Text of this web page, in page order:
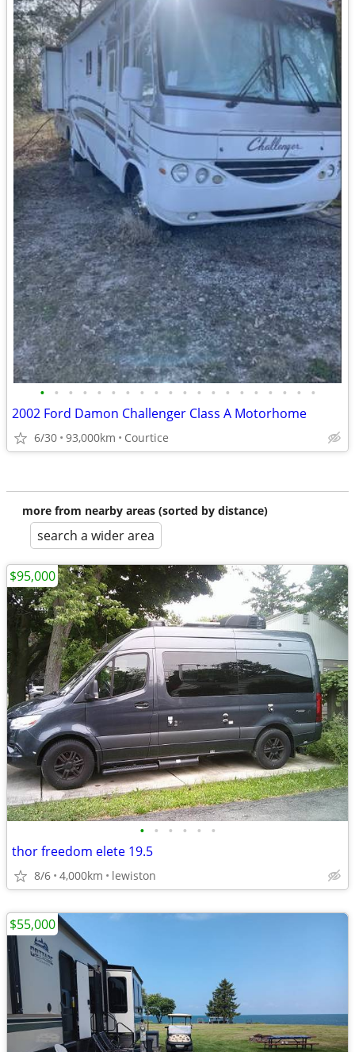
• • • • • • • • • • • • • • • • • • • •
2002 Ford Damon Challenger Class A Motorhome
6/30 93,000km Courtice
more from nearby areas (sorted by distance)
search a wider area
• • • • • •
thor freedom elete 19.5
8/6 4,000km lewiston
$95,000
$55,000